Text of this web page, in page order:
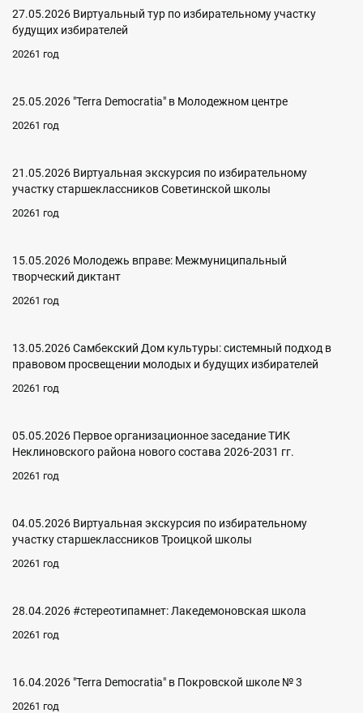
27.05.2026 Виртуальный тур по избирательному участку
будущих избирателей
20261 год
25.05.2026 "Terra Democratia" в Молодежном центре
20261 год
21.05.2026 Виртуальная экскурсия по избирательному
участку старшеклассников Советинской школы
20261 год
15.05.2026 Молодежь вправе: Межмуниципальный
творческий диктант
20261 год
13.05.2026 Самбекский Дом культуры: системный подход в
правовом просвещении молодых и будущих избирателей
20261 год
05.05.2026 Первое организационное заседание ТИК
Неклиновского района нового состава 2026-2031 гг.
20261 год
04.05.2026 Виртуальная экскурсия по избирательному
участку старшеклассников Троицкой школы
20261 год
28.04.2026 #стереотипамнет: Лакедемоновская школа
20261 год
16.04.2026 "Terra Democratia" в Покровской школе № 3
20261 год